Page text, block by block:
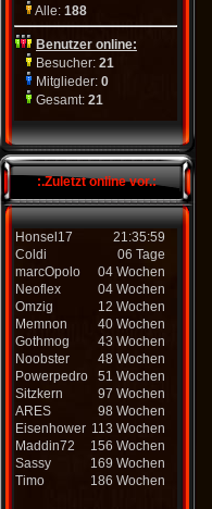
Alle: 188
Benutzer online:
Besucher: 21
Mitglieder: 0
Gesamt: 21
:.Zuletzt online vor.:
Honsel17
21:35:59
Coldi
06 Tage
marcOpolo
04 Wochen
Neoflex
04 Wochen
Omzig
12 Wochen
Memnon
40 Wochen
Gothmog
43 Wochen
Noobster
48 Wochen
Powerpedro
51 Wochen
Sitzkern
97 Wochen
ARES
98 Wochen
Eisenhower 113 Wochen
Maddin72
156 Wochen
Sassy
169 Wochen
Timo
186 Wochen